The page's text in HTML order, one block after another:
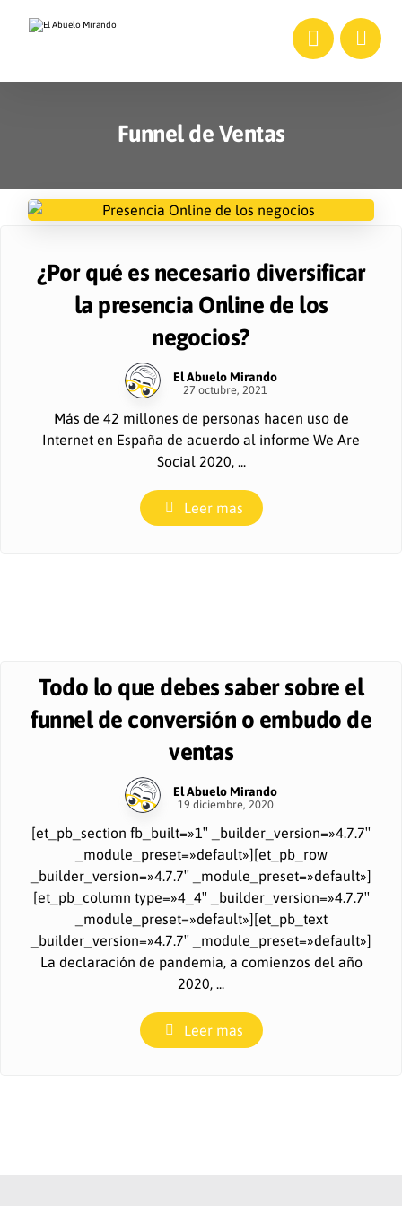
Funnel de Ventas
¿Por qué es necesario diversificar
la presencia Online de los
negocios?
El Abuelo Mirando
27 octubre, 2021
Más de 42 millones de personas hacen uso de
Internet en España de acuerdo al informe We Are
Social 2020, ...
Leer mas
Todo lo que debes saber sobre el
funnel de conversión o embudo de
ventas
El Abuelo Mirando
19 diciembre, 2020
[et_pb_section fb_built=»1″ _builder_version=»4.7.7″
_module_preset=»default»][et_pb_row
_builder_version=»4.7.7″ _module_preset=»default»]
[et_pb_column type=»4_4″ _builder_version=»4.7.7″
_module_preset=»default»][et_pb_text
_builder_version=»4.7.7″ _module_preset=»default»]
La declaración de pandemia, a comienzos del año
2020, ...
Leer mas